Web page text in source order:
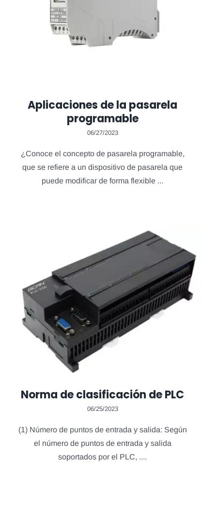
Aplicaciones de la pasarela
programable
06/27/2023
¿Conoce el concepto de pasarela programable,
que se refiere a un dispositivo de pasarela que
puede modificar de forma flexible ...
Norma de clasificación de PLC
06/25/2023
(1) Número de puntos de entrada y salida: Según
el número de puntos de entrada y salida
soportados por el PLC, ....